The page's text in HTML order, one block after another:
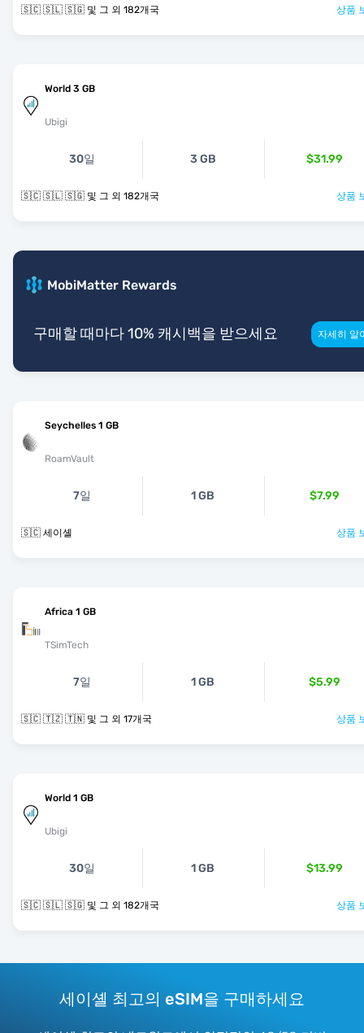
🇸🇨 🇸🇱 🇸🇬 및 그 외 182개국 상품
World 3 GB
Ubigi
30일 3 GB $31.99
🇸🇨 🇸🇱 🇸🇬 및 그 외 182개국 상품
MobiMatter Rewards
구매할 때마다 10% 캐시백을 받으세요 자세히 알
Seychelles 1 GB
RoamVault
7일 1 GB $7.99
🇸🇨 세이셸 상품
Africa 1 GB
TSimTech
7일 1 GB $5.99
🇸🇨 🇹🇿 🇹🇳 및 그 외 17개국 상품
World 1 GB
Ubigi
30일 1 GB $13.99
🇸🇨 🇸🇱 🇸🇬 및 그 외 182개국 상품
세이셸 최고의 eSIM을 구매하세요